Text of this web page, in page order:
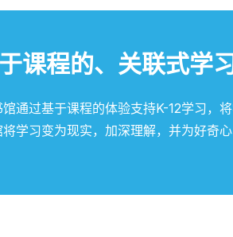
课程的、关联式学
通过基于课程的体验支持K-12学习，
学习变为现实，加深理解，并为好奇